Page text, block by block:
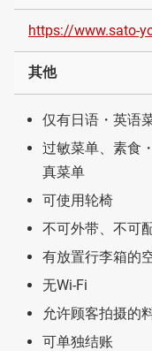
https://www.sato-
其他
仅有日语・英语
过敏菜单、素食
真菜单
可使用轮椅
不可外带、不可
有放置行李箱的
无Wi-Fi
允许顾客拍摄的
可单独结账